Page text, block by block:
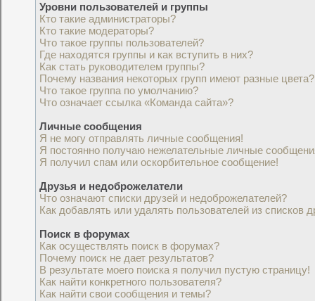
Уровни пользователей и группы
Кто такие администраторы?
Кто такие модераторы?
Что такое группы пользователей?
Где находятся группы и как вступить в них?
Как стать руководителем группы?
Почему названия некоторых групп имеют разные цвета?
Что такое группа по умолчанию?
Что означает ссылка «Команда сайта»?
Личные сообщения
Я не могу отправлять личные сообщения!
Я постоянно получаю нежелательные личные
Я получил спам или оскорбительное сообщение!
Друзья и недоброжелатели
Что означают списки друзей и недоброжелателей?
Как добавлять или удалять пользователей из списков
Поиск в форумах
Как осуществлять поиск в форумах?
Почему поиск не дает результатов?
В результате моего поиска я получил пустую страницу!
Как найти конкретного пользователя?
Как найти свои сообщения и темы?